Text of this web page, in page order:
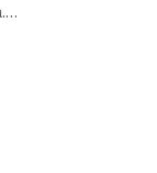
и легких